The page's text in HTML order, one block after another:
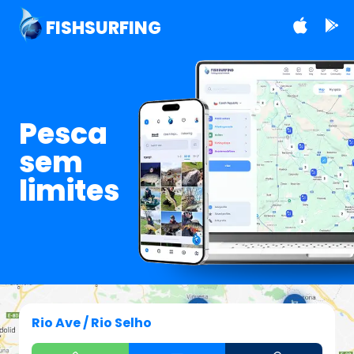
FISHSURFING
Pesca
sem
limites
Rio Ave / Rio Selho